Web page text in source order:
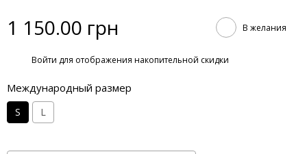
1 150.00 грн В желания
Войти для отображения накопительной скидки
Международный размер
S L